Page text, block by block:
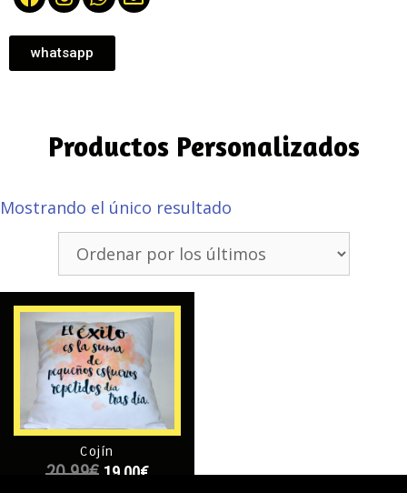
whatsapp
Productos Personalizados
Mostrando el único resultado
Cojín
20,99€ 19,00€